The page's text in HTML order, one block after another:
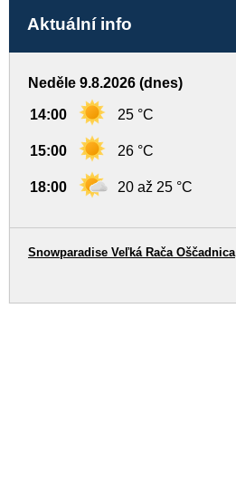
Aktuální info
Neděle 9.8.2026 (dnes)
14:00 25 °C
15:00 26 °C
18:00 20 až 25 °C
Snowparadise Veľká Rača Oščadnica